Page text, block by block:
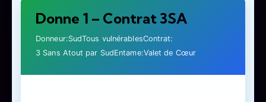
Donne 1 – Contrat 3SA
Donneur:SudTous vulnérablesContrat:
3 Sans Atout par SudEntame:Valet de Cœur